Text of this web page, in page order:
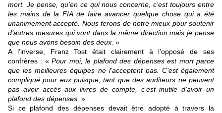
mort. Je pense, qu’en ce qui nous concerne, c’est toujours entre
les mains de la FIA de faire avancer quelque chose qui a été
unanimement accepté. Nous ferons de notre mieux pour soutenir
d’autres mesures qui vont dans la même direction mais je pense
que nous avons besoin des deux. »
A l’inverse, Franz Tost était clairement à l’opposé de ses
confrères : «Pour moi, le plafond des dépenses est mort parce
que les meilleures équipes ne l’acceptent pas. C’est également
compliqué pour eux puisque, tant que des auditeurs ne peuvent
pas avoir accès aux livres de compte, c’est inutile d’avoir un
plafond des dépenses. »
Si ce plafond des dépenses devait être adopté à travers la